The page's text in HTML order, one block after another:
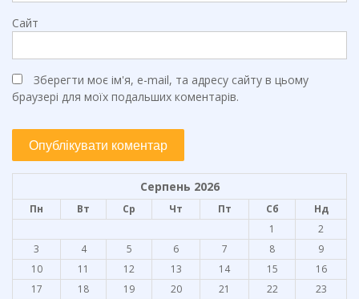
Сайт
Зберегти моє ім'я, e-mail, та адресу сайту в цьому
браузері для моїх подальших коментарів.
Серпень 2026
Пн Вт Ср Чт Пт Сб
Нд
1
2
3
4 5 6 7 8
9
10
11 12 13 14 15
16
17
18 19 20 21 22
23